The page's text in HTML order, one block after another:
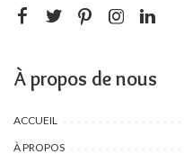
À propos de nous
ACCUEIL
À PROPOS